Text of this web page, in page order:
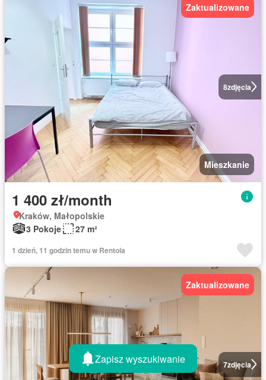
8zdjęcia
Zaktualizowane
Mieszkanie
1 400 zł/month
Kraków, Małopolskie
3 Pokoje
27 m²
1 dzień, 11 godzin temu w Rentola
7zdjęcia
Zaktualizowane
Zapisz wyszukiwanie